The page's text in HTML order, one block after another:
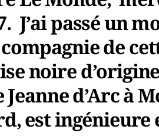
J’ai passé un
de
noire
Jeanne d’Arc à
est ingénieure